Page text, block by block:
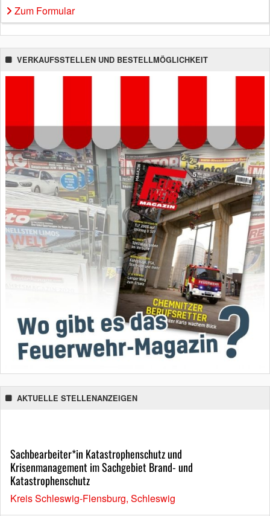
Zum Formular
VERKAUFSSTELLEN UND BESTELLMÖGLICHKEIT
AKTUELLE STELLENANZEIGEN
Sachbearbeiter*in Katastrophenschutz und
Krisenmanagement im Sachgebiet Brand- und
Katastrophenschutz
Kreis Schleswig-Flensburg, Schleswig